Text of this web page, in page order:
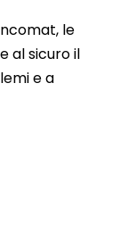
le
al sicuro il
e a